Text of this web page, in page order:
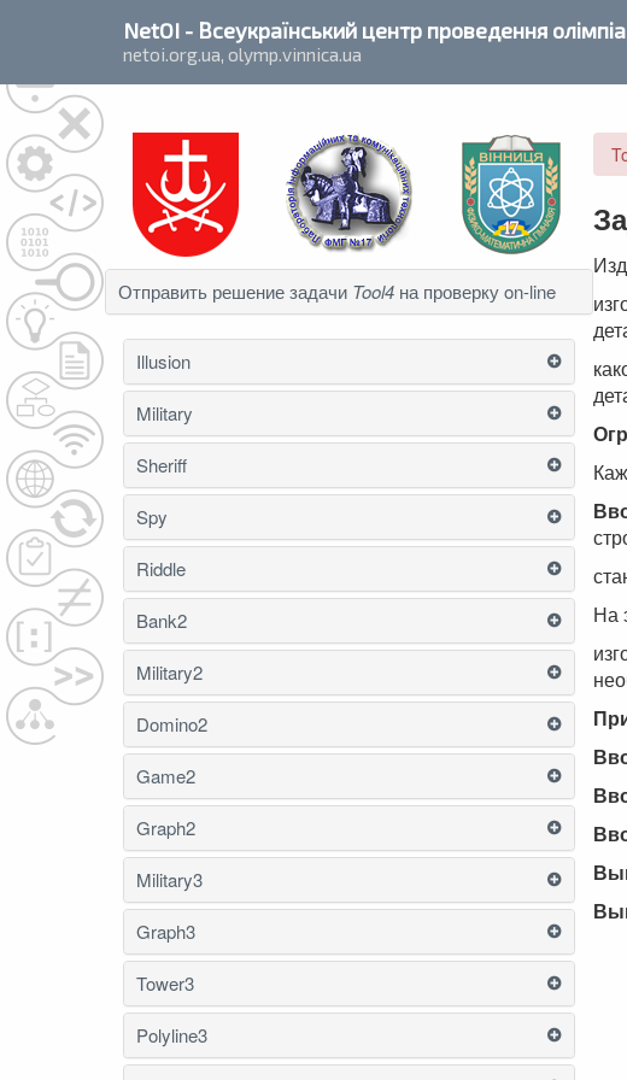
NetOI - Всеукраїнський центр проведення
netoi.org.ua, olymp.vinnica.ua
Отправить решение задачи Tool4 на проверку on-line
Illusion
Military
Sheriff
Spy
Riddle
Bank2
Military2
Domino2
Game2
Graph2
Military3
Graph3
Tower3
Polyline3
На